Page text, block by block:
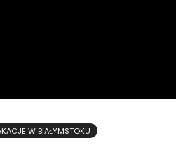
W BIAŁYMSTOKU